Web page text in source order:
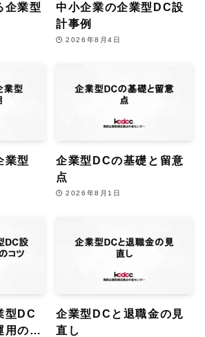
企業型
中小企業の企業型DC設
計事例
2026年8月4日
業型
企業型DCの基礎と留意
点
2026年8月1日
型DC
用のコ
企業型DCと退職金の見
直し